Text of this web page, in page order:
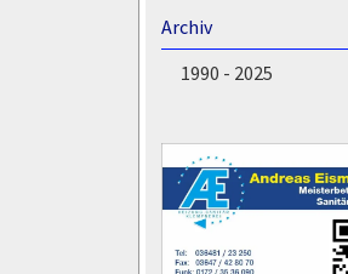
Archiv
1990 - 2025